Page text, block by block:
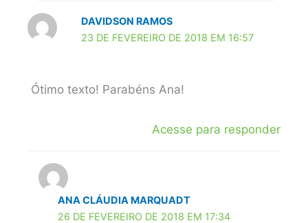
DAVIDSON RAMOS
23 DE FEVEREIRO DE 2018 EM 16:57
Ótimo texto! Parabéns Ana!
Acesse para responder
ANA CLÁUDIA MARQUADT
26 DE FEVEREIRO DE 2018 EM 17:34